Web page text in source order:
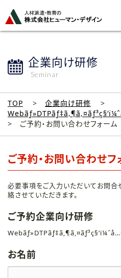
企業向け研修
Seminar
TOP
企業向け研修
ご予約・お問い合わせフォーム
ご予約・お問い合わせフ
必要事項をご入力いただいてお問合
絡させていただきます。
ご予約企業向け研修
お名前
ジ
ト